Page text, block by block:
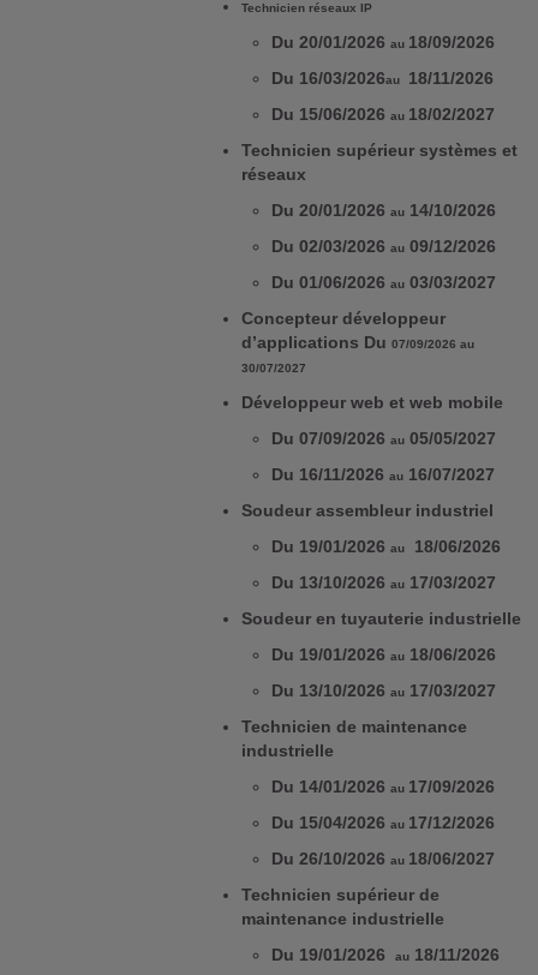
Technicien réseaux IP
Du 20/01/2026au 18/09/2026
Du 16/03/2026au
18/11/2026
Du 15/06/2026au 18/02/2027
Technicien supérieur systèmes et
réseaux
Du 20/01/2026au 14/10/2026
Du 02/03/2026au 09/12/2026
Du 01/06/2026au 03/03/2027
Concepteur développeur
d’applications Du07/09/2026 au
30/07/2027
Développeur web et web mobile
Du 07/09/2026au 05/05/2027
Du 16/11/2026au 16/07/2027
Soudeur assembleur industriel
Du 19/01/2026au
18/06/2026
Du 13/10/2026au 17/03/2027
Soudeur en tuyauterie industrielle
Du 19/01/2026au 18/06/2026
Du 13/10/2026au 17/03/2027
Technicien de maintenance
industrielle
Du 14/01/2026au 17/09/2026
Du 15/04/2026au 17/12/2026
Du 26/10/2026au 18/06/2027
Technicien supérieur de
maintenance industrielle
Du 19/01/2026au 18/11/2026